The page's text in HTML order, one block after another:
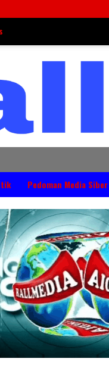
Pedoman Media Siber